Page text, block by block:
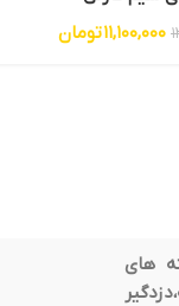
11,100,000تومان
های